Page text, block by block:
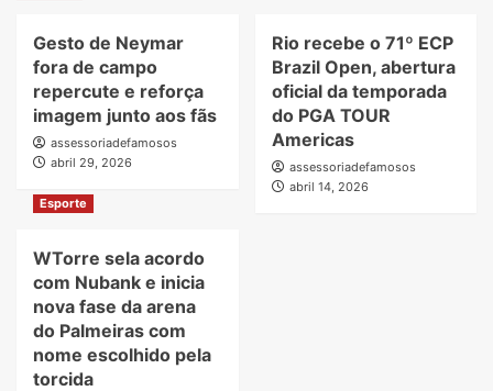
Gesto de Neymar
fora de campo
repercute e reforça
imagem junto aos fãs
assessoriadefamosos
abril 29, 2026
Rio recebe o 71º ECP
Brazil Open, abertura
oficial da temporada
do PGA TOUR
Americas
assessoriadefamosos
abril 14, 2026
Esporte
WTorre sela acordo
com Nubank e inicia
nova fase da arena
do Palmeiras com
nome escolhido pela
torcida